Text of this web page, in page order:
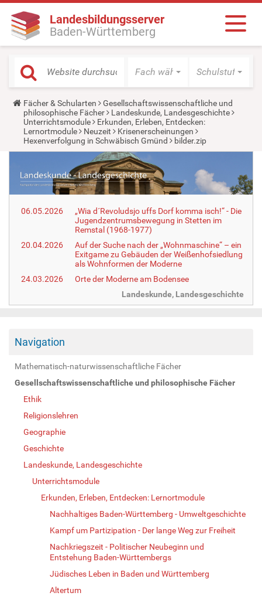
Landesbildungsserver
Baden-Württemberg
Fach wählen Schulstufe
Y
o
u
a
r
e
r
e
:
Fächer & Schularten
Gesellschaftswissenschaftliche und
philosophische Fächer
Landeskunde, Landesgeschichte
Unterrichtsmodule
Erkunden, Erleben, Entdecken:
Lernortmodule
Neuzeit
Krisenerscheinungen
Hexenverfolgung in Schwäbisch Gmünd
bilder.zip
06.05.2026
„Wia d´Revoludsjo uffs Dorf komma isch!“ - Die
Jugendzentrumsbewegung in Stetten im
Remstal (1968-1977)
20.04.2026
Auf der Suche nach der „Wohnmaschine“ – ein
Exitgame zu Gebäuden der Weißenhofsiedlung
als Wohnformen der Moderne
24.03.2026
Orte der Moderne am Bodensee
Landeskunde, Landesgeschichte
Navigation
Mathematisch-naturwissenschaftliche Fächer
Gesellschaftswissenschaftliche und philosophische Fächer
Ethik
Religionslehren
Geographie
Geschichte
Landeskunde, Landesgeschichte
Unterrichtsmodule
Erkunden, Erleben, Entdecken: Lernortmodule
Nachhaltiges Baden-Württemberg - Umweltgeschichte
Kampf um Partizipation - Der lange Weg zur Freiheit
Nachkriegszeit - Politischer Neubeginn und
Entstehung Baden-Württembergs
Jüdisches Leben in Baden und Württemberg
Altertum